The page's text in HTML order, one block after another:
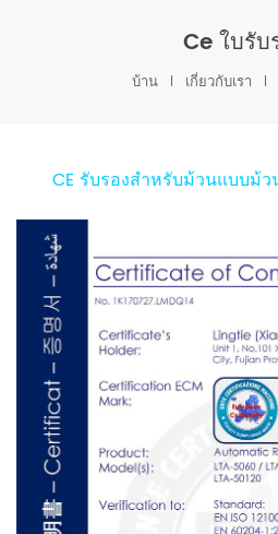
Ce ใบรับ
บ้าน เกี่ยวกับเรา
CE รับรองสำหรับม้วนแบบม้